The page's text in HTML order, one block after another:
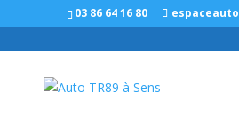
Panneau de gestion des cookies
03 86 64 16 80